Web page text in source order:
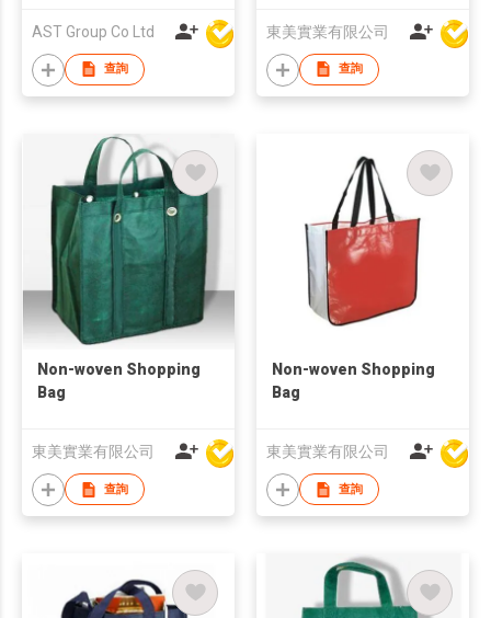
AST Group Co Ltd
查詢
東美實業有限公司
查詢
Non-woven Shopping
Bag
東美實業有限公司
查詢
Non-woven Shopping
Bag
東美實業有限公司
查詢